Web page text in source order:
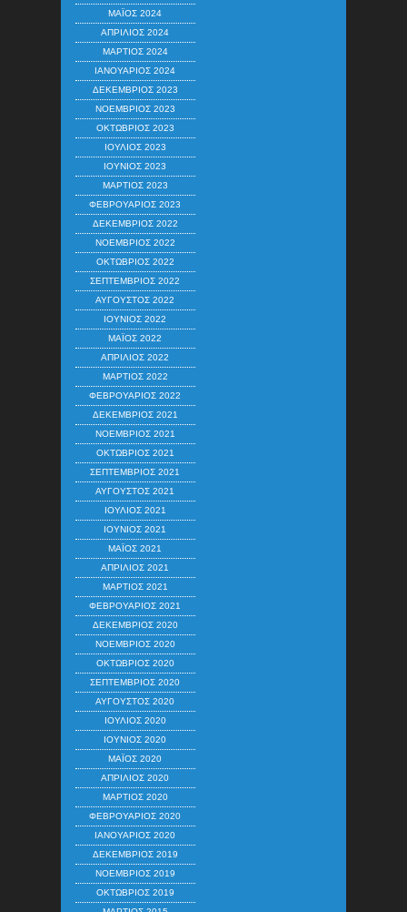
ΜΆΙΟΣ 2024
ΑΠΡΊΛΙΟΣ 2024
ΜΆΡΤΙΟΣ 2024
ΙΑΝΟΥΆΡΙΟΣ 2024
ΔΕΚΈΜΒΡΙΟΣ 2023
ΝΟΈΜΒΡΙΟΣ 2023
ΟΚΤΏΒΡΙΟΣ 2023
ΙΟΎΛΙΟΣ 2023
ΙΟΎΝΙΟΣ 2023
ΜΆΡΤΙΟΣ 2023
ΦΕΒΡΟΥΆΡΙΟΣ 2023
ΔΕΚΈΜΒΡΙΟΣ 2022
ΝΟΈΜΒΡΙΟΣ 2022
ΟΚΤΏΒΡΙΟΣ 2022
ΣΕΠΤΈΜΒΡΙΟΣ 2022
ΑΎΓΟΥΣΤΟΣ 2022
ΙΟΎΝΙΟΣ 2022
ΜΆΙΟΣ 2022
ΑΠΡΊΛΙΟΣ 2022
ΜΆΡΤΙΟΣ 2022
ΦΕΒΡΟΥΆΡΙΟΣ 2022
ΔΕΚΈΜΒΡΙΟΣ 2021
ΝΟΈΜΒΡΙΟΣ 2021
ΟΚΤΏΒΡΙΟΣ 2021
ΣΕΠΤΈΜΒΡΙΟΣ 2021
ΑΎΓΟΥΣΤΟΣ 2021
ΙΟΎΛΙΟΣ 2021
ΙΟΎΝΙΟΣ 2021
ΜΆΙΟΣ 2021
ΑΠΡΊΛΙΟΣ 2021
ΜΆΡΤΙΟΣ 2021
ΦΕΒΡΟΥΆΡΙΟΣ 2021
ΔΕΚΈΜΒΡΙΟΣ 2020
ΝΟΈΜΒΡΙΟΣ 2020
ΟΚΤΏΒΡΙΟΣ 2020
ΣΕΠΤΈΜΒΡΙΟΣ 2020
ΑΎΓΟΥΣΤΟΣ 2020
ΙΟΎΛΙΟΣ 2020
ΙΟΎΝΙΟΣ 2020
ΜΆΙΟΣ 2020
ΑΠΡΊΛΙΟΣ 2020
ΜΆΡΤΙΟΣ 2020
ΦΕΒΡΟΥΆΡΙΟΣ 2020
ΙΑΝΟΥΆΡΙΟΣ 2020
ΔΕΚΈΜΒΡΙΟΣ 2019
ΝΟΈΜΒΡΙΟΣ 2019
ΟΚΤΏΒΡΙΟΣ 2019